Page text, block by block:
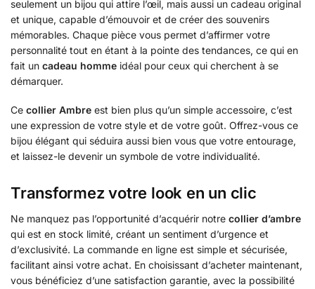
seulement un bijou qui attire l’œil, mais aussi un cadeau original
et unique, capable d’émouvoir et de créer des souvenirs
mémorables. Chaque pièce vous permet d’affirmer votre
personnalité tout en étant à la pointe des tendances, ce qui en
fait un cadeau homme idéal pour ceux qui cherchent à se
démarquer.
Ce collier Ambre est bien plus qu’un simple accessoire, c’est
une expression de votre style et de votre goût. Offrez-vous ce
bijou élégant qui séduira aussi bien vous que votre entourage,
et laissez-le devenir un symbole de votre individualité.
Transformez votre look en un clic
Ne manquez pas l’opportunité d’acquérir notre collier d’ambre
qui est en stock limité, créant un sentiment d’urgence et
d’exclusivité. La commande en ligne est simple et sécurisée,
facilitant ainsi votre achat. En choisissant d’acheter maintenant,
vous bénéficiez d’une satisfaction garantie, avec la possibilité